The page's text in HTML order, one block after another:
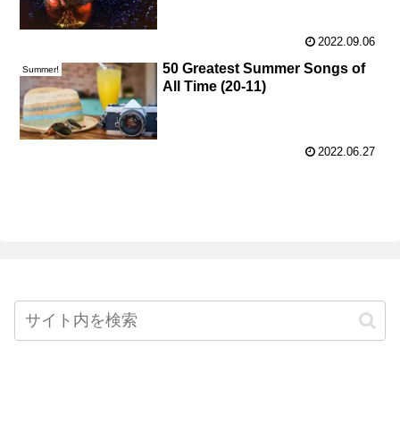
2022.09.06
Summer!
50 Greatest Summer Songs of
All Time (20-11)
2022.06.27